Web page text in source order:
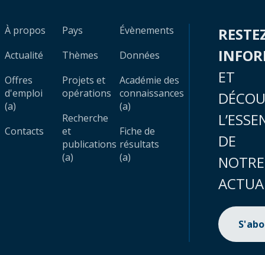
À propos
Actualité
Offres
d'emploi
(a)
Contacts
Pays
Thèmes
Projets et
opérations
Recherche
et
publications
(a)
Évènements
Données
Académie des
connaissances
(a)
Fiche de
résultats
(a)
ET
DE
NOTRE